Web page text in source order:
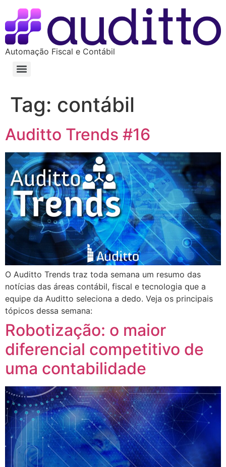
Automação Fiscal e Contábil
Tag: contábil
Auditto Trends #16
O Auditto Trends traz toda semana um resumo das
notícias das áreas contábil, fiscal e tecnologia que a
equipe da Auditto seleciona a dedo. Veja os principais
tópicos dessa semana:
Robotização: o maior
diferencial competitivo de
uma contabilidade